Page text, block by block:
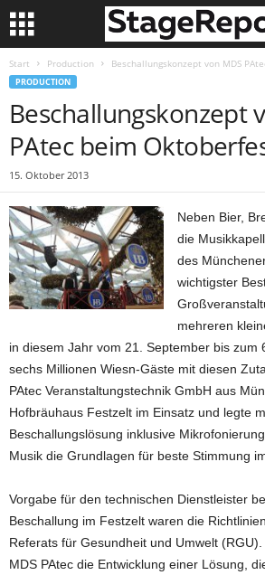
Start Production Beschallungskonzept von MDS
PRODUCTION
Beschallungskonzept
PAtec beim
15. Oktober 2013
Neben Bier,
die
des
wichtigster
mehreren
in diesem Jahr vom 21. September bis zum
sechs Millionen Wiesn-Gäste mit diesen
PAtec Veranstaltungstechnik GmbH aus
Hofbräuhaus Festzelt im Einsatz und legte
Beschallungslösung inklusive
Musik die Grundlagen für beste Stimmung
Vorgabe für den technischen Dienstleister
Beschallung im Festzelt waren die
Referats für Gesundheit und Umwelt
MDS PAtec die Entwicklung einer Lösung,